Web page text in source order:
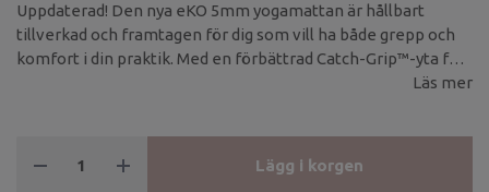
Uppdaterad! Den nya eKO 5mm yogamattan är hållbart
tillverkad och framtagen för dig som vill ha både grepp och
komfort i din praktik. Med en förbättrad Catch-Grip™-yta får
Läs mer
Lägg i korgen